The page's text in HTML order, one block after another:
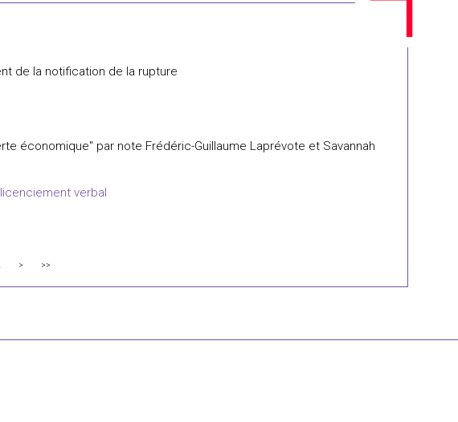
de la notification de la rupture
économique" par note Frédéric-Guillaume Laprévote et Savannah
verbal
> >>